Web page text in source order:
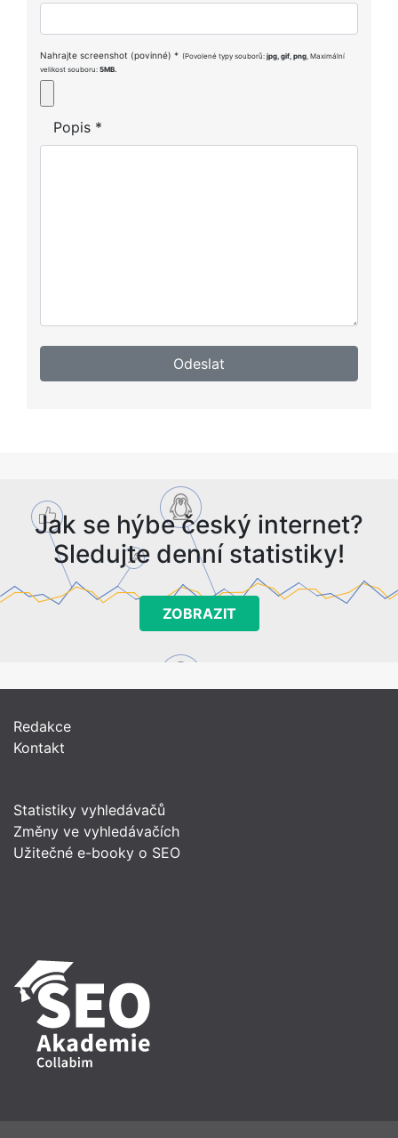
Nahrajte screenshot (povinné) * (Povolené typy souborů: jpg, gif, png , Maximální
velikost souboru: 5MB.
Popis *
Jak se hýbe český internet?
Sledujte denní statistiky!
ZOBRAZIT
Redakce
Kontakt
Statistiky vyhledávačů
Změny ve vyhledávačích
Užitečné e-booky o SEO